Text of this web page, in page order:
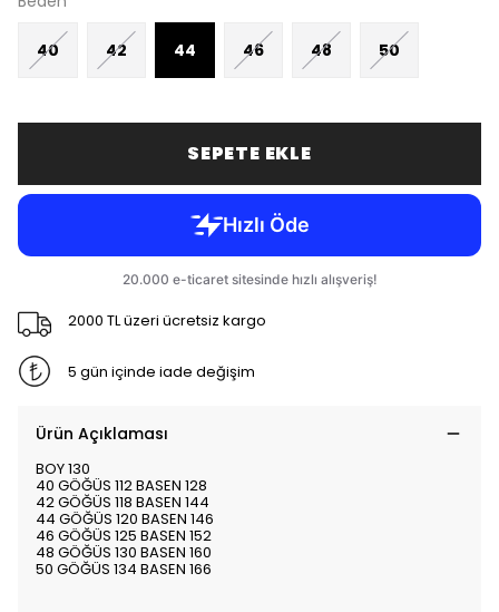
40 42 44 46 48 50
SEPETE EKLE
2000 TL üzeri ücretsiz kargo
5 gün içinde iade değişim
Ürün Açıklaması
BOY 130
40 GÖĞÜS 112 BASEN 128
42 GÖĞÜS 118 BASEN 144
44 GÖĞÜS 120 BASEN 146
46 GÖĞÜS 125 BASEN 152
48 GÖĞÜS 130 BASEN 160
50 GÖĞÜS 134 BASEN 166